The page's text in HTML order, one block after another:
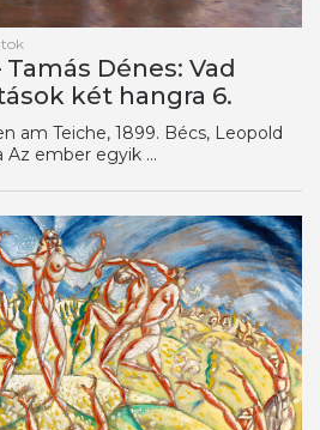
Dénes: Vad
két hangra 6.
am Teiche, 1899. Bécs, Leopold
Az ember egyik ...